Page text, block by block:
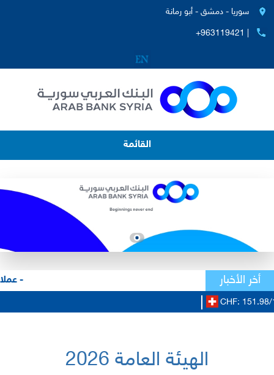
سوريا - دمشق - أبو رمانة
+963119421 |
القائمة
أخر الأخبار -
CHF: 151.98/
الهيئة العامة 2026